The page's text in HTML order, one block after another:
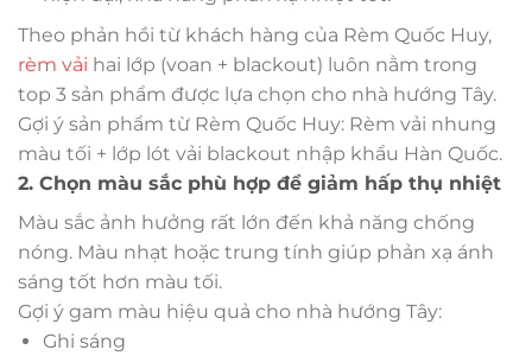
Theo phản hồi từ khách hàng của Rèm Quốc Huy,
rèm vải hai lớp (voan + blackout) luôn nằm trong
top 3 sản phẩm được lựa chọn cho nhà hướng Tây.
Gợi ý sản phẩm từ Rèm Quốc Huy: Rèm vải nhung
màu tối + lớp lót vải blackout nhập khẩu Hàn Quốc.
2. Chọn màu sắc phù hợp để giảm hấp thụ nhiệt
Màu sắc ảnh hưởng rất lớn đến khả năng chống
nóng. Màu nhạt hoặc trung tính giúp phản xạ ánh
sáng tốt hơn màu tối.
Gợi ý gam màu hiệu quả cho nhà hướng Tây:
Ghi sáng